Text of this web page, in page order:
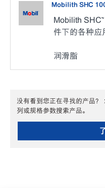
Mobilith SHC
Mobilith
件下的各种应
润滑脂
没有看到您正在寻找的产品
列或规格参数搜索产品。